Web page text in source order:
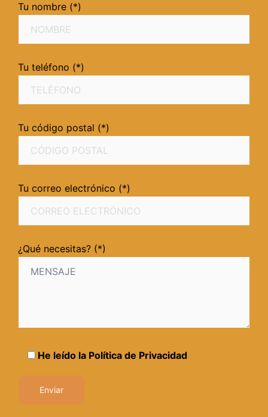
Tu nombre (*)
Tu teléfono (*)
Tu código postal (*)
Tu correo electrónico (*)
¿Qué necesitas? (*)
He leído la Política de Privacidad